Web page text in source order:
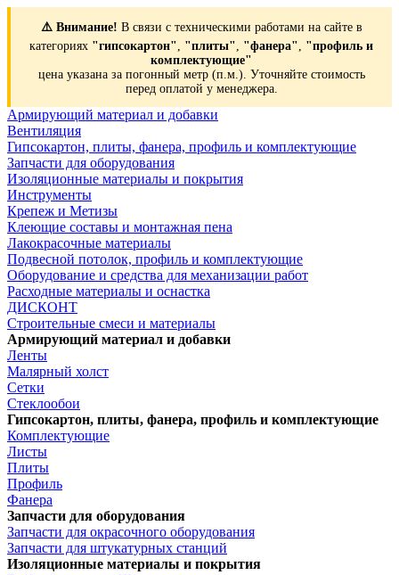
⚠️ Внимание! В связи с техническими работами на сайте в
категориях "гипсокартон", "плиты", "фанера", "профиль и
комплектующие"
цена указана за погонный метр (п.м.). Уточняйте стоимость
перед оплатой у менеджера.
Армирующий материал и добавки
Вентиляция
Гипсокартон, плиты, фанера, профиль и комплектующие
Запчасти для оборудования
Изоляционные материалы и покрытия
Инструменты
Крепеж и Метизы
Клеющие составы и монтажная пена
Лакокрасочные материалы
Подвесной потолок, профиль и комплектующие
Оборудование и средства для механизации работ
Расходные материалы и оснастка
ДИСКОНТ
Строительные смеси и материалы
Армирующий материал и добавки
Ленты
Малярный холст
Сетки
Стеклообои
Гипсокартон, плиты, фанера, профиль и комплектующие
Комплектующие
Листы
Плиты
Профиль
Фанера
Запчасти для оборудования
Запчасти для окрасочного оборудования
Запчасти для штукатурных станций
Изоляционные материалы и покрытия